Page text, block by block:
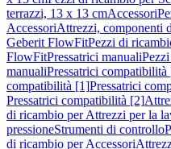
terrazzi, 13 x 13 cmAccessori
AccessoriAttrezzi, componenti
Geberit FlowFitPezzi di
FlowFitPressatrici manuali
manualiPressatrici compatibilità
compatibilità [1]Pressatrici
Pressatrici compatibilità [2]
di ricambio per Attrezzi per la
pressioneStrumenti di controllo
di ricambio per Accessori